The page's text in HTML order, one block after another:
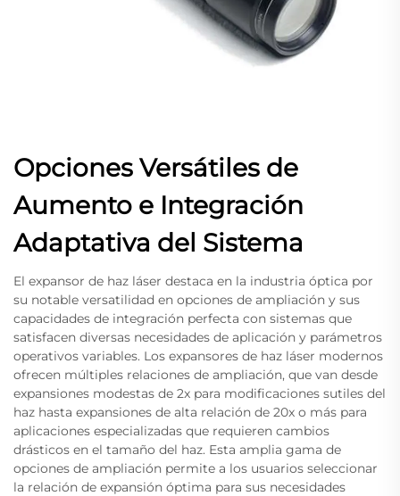
Opciones Versátiles de
Aumento e Integración
Adaptativa del Sistema
El expansor de haz láser destaca en la industria óptica por
su notable versatilidad en opciones de ampliación y sus
capacidades de integración perfecta con sistemas que
satisfacen diversas necesidades de aplicación y parámetros
operativos variables. Los expansores de haz láser modernos
ofrecen múltiples relaciones de ampliación, que van desde
expansiones modestas de 2x para modificaciones sutiles del
haz hasta expansiones de alta relación de 20x o más para
aplicaciones especializadas que requieren cambios
drásticos en el tamaño del haz. Esta amplia gama de
opciones de ampliación permite a los usuarios seleccionar
la relación de expansión óptima para sus necesidades